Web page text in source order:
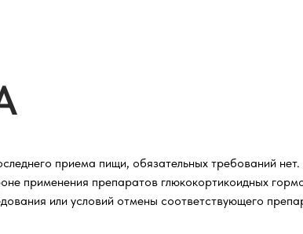
приема пищи, обязательных требований
применения препаратов глюкокортикоидных
или условий отмены соответствующего